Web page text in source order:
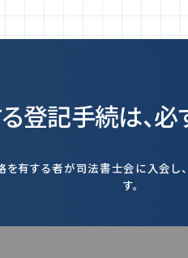
登記手続は、必
有する者が司法書士会に入会し
す。